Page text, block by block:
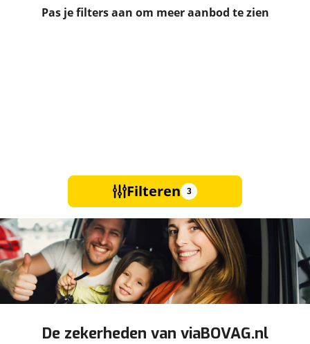
Pas je filters aan om meer aanbod te zien
Filteren 3
De zekerheden van viaBOVAG.nl